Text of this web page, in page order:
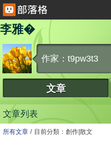
李雅�
作家：t9pw3t3
文章
文章列表
所有文章 / 目前分類：創作|散文